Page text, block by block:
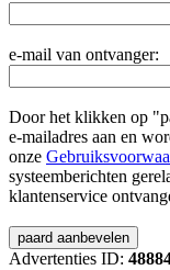
e-mail van ontvanger:
Door het klikken op
e-mailadres aan en
onze
systeemberichten
klantenservice
Advertenties ID: